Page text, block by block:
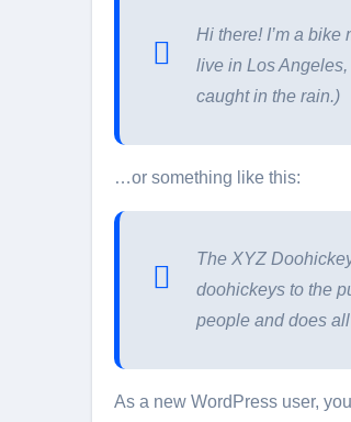
Hi there! I’m a
live in Los
caught in the rain.)
…or something like this:
The XYZ
doohickeys to the
people and does
As a new WordPress user,